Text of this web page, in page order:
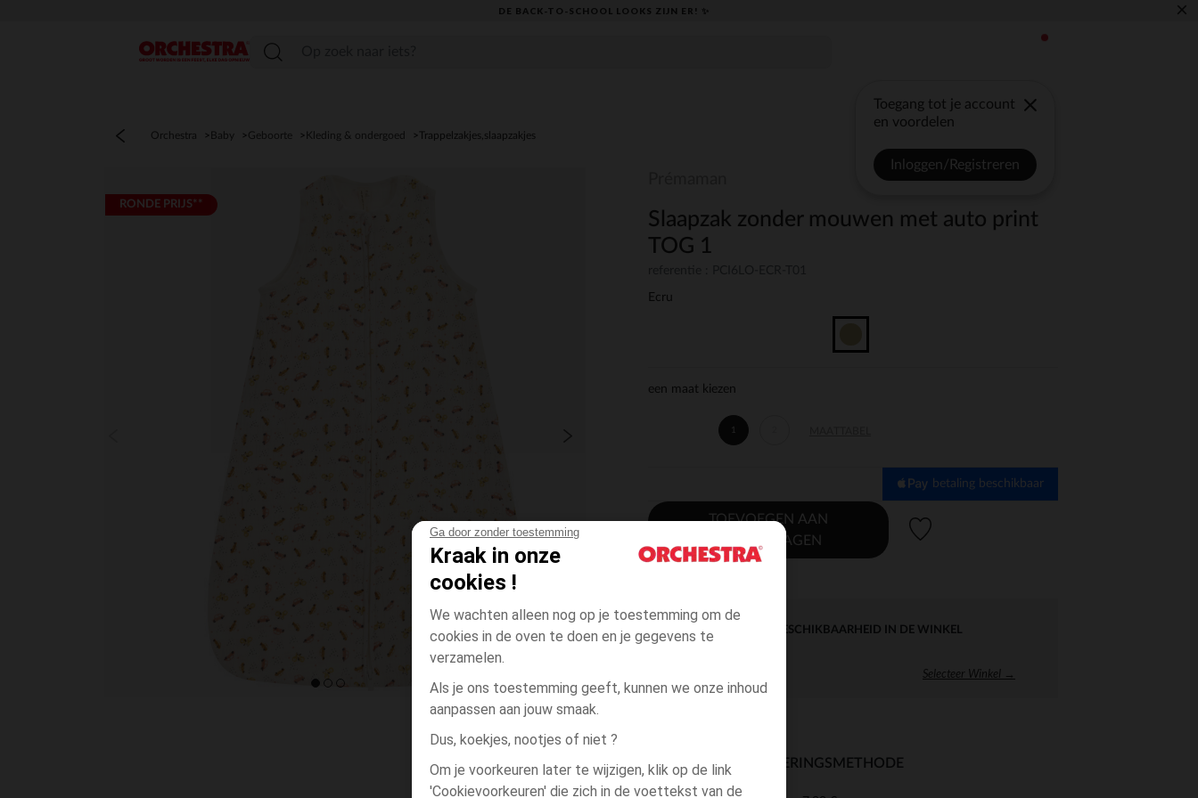
Ga door zonder toestemming
Kraak in onze
cookies !
We wachten alleen nog op je toestemming om de
cookies in de oven te doen en je gegevens te
verzamelen.
Als je ons toestemming geeft, kunnen we onze inhoud
aanpassen aan jouw smaak.
Dus, koekjes, nootjes of niet ?
Om je voorkeuren later te wijzigen, klik op de link
'Cookievoorkeuren' die zich in de voettekst van de
DE BACK-TO-SCHOOL LOOKS ZIJN ER! ✨ ×
menu
Toegang tot je account
en voordelen
Inloggen/Registreren
Orchestra Baby Geboorte Kleding & ondergoed Trappelzakjes,slaapzakjes
RONDE PRIJS**
Slaapzak zonder mouwen met auto print
TOG 1
Ecru
een maat kiezen
1
betaling beschikbaar
TOEVOEGEN AAN
WINKELWAGEN
DIRECTE BESCHIKBAARHEID IN DE WINKEL
Selecteer Winkel →
BESCHIKBAARE LEVERINGSMETHODE